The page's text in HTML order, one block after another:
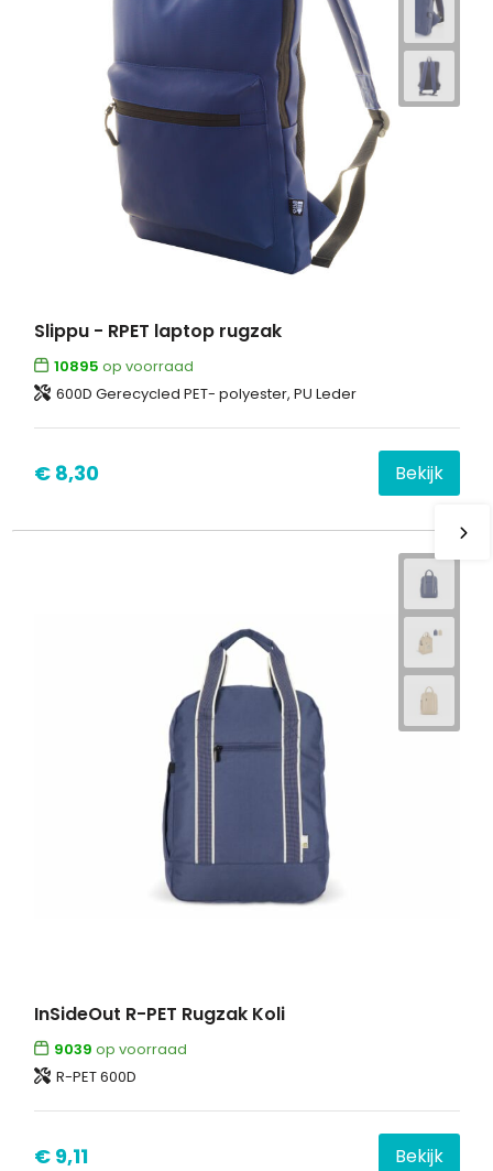
Slippu - RPET laptop rugzak
10895 op voorraad
600D Gerecycled PET- polyester, PU Leder
€ 8,30 Bekijk
InSideOut R-PET Rugzak Koli
9039 op voorraad
R-PET 600D
€ 9,11 Bekijk